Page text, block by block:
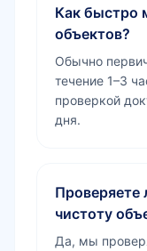
Как быстро
объектов?
Обычно
течение 1–3
проверкой
дня.
чистоту
Да, мы